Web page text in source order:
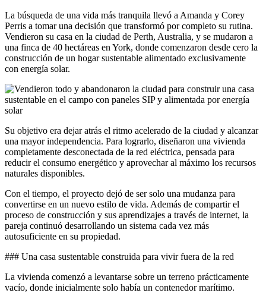
La búsqueda de una vida más tranquila llevó a Amanda y Corey
Perris a tomar una decisión que transformó por completo su rutina.
Vendieron su casa en la ciudad de Perth, Australia, y se mudaron a
una finca de 40 hectáreas en York, donde comenzaron desde cero la
construcción de un hogar sustentable alimentado exclusivamente
con energía solar.
Su objetivo era dejar atrás el ritmo acelerado de la ciudad y alcanzar
una mayor independencia. Para lograrlo, diseñaron una vivienda
completamente desconectada de la red eléctrica, pensada para
reducir el consumo energético y aprovechar al máximo los recursos
naturales disponibles.
Con el tiempo, el proyecto dejó de ser solo una mudanza para
convertirse en un nuevo estilo de vida. Además de compartir el
proceso de construcción y sus aprendizajes a través de internet, la
pareja continuó desarrollando un sistema cada vez más
autosuficiente en su propiedad.
### Una casa sustentable construida para vivir fuera de la red
La vivienda comenzó a levantarse sobre un terreno prácticamente
vacío, donde inicialmente solo había un contenedor marítimo.